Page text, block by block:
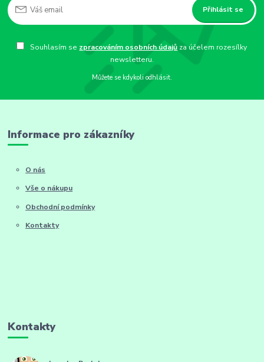
Přihlásit se
Souhlasím se zpracováním osobních údajů za účelem rozesílky
newsletteru.
Můžete se kdykoli odhlásit.
Informace pro zákazníky
O nás
Vše o nákupu
Obchodní podmínky
Kontakty
Kontakty